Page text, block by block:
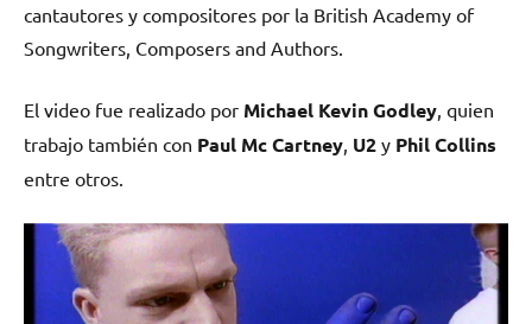
cantautores y compositores por la British Academy of
Songwriters, Composers and Authors.
El video fue realizado por Michael Kevin Godley , quien
trabajo también con Paul Mc Cartney U2 y Phil Collins
entre otros.